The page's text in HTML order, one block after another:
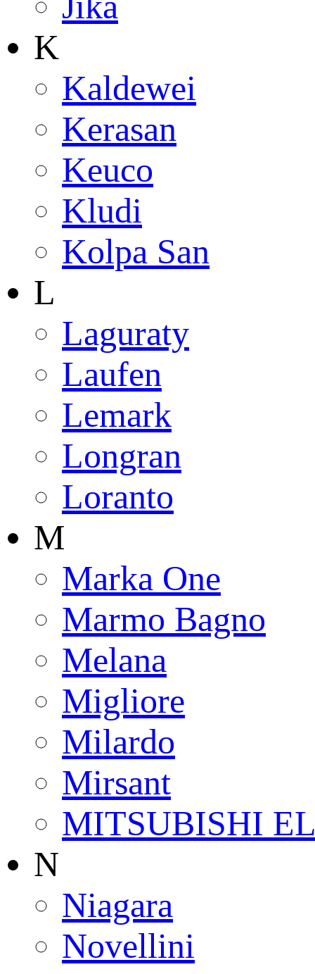
K
Kaldewei
Kerasan
Keuco
Kludi
Kolpa San
L
Laguraty
Laufen
Lemark
Longran
Loranto
M
Marka One
Marmo Bagno
Melana
Migliore
Milardo
Mirsant
MITSUBISHI
N
Niagara
Novellini